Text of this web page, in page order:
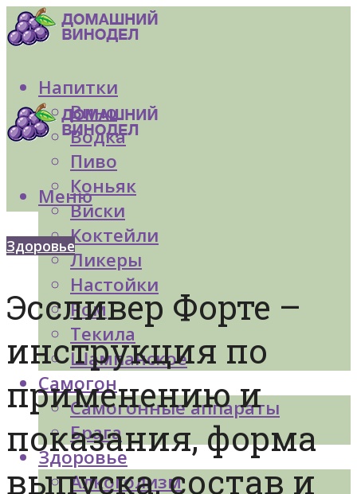
Напитки
Вино
Водка
Пиво
Коньяк
Виски
Коктейли
Ликеры
Настойки
Ром
Текила
Шампанское
Самогон
Самогонные аппараты
Брага
Здоровье
Алкоголизм
Меню
Здоровье
Эссливер Форте –
инструкция по
применению и
показания, форма
выпуска, состав и